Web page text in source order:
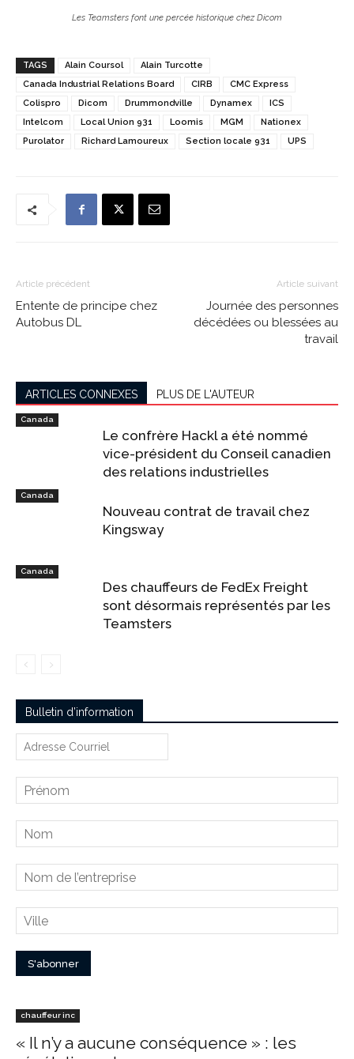
Les Teamsters font une percée historique chez Dicom
TAGS Alain Coursol
Alain Turcotte
Canada Industrial Relations Board
CIRB
CMC Express
Colispro
Dicom Drummondville Dynamex
ICS
Intelcom
Local Union 931 Loomis MGM
Nationex
Purolator
Richard Lamoureux Section locale 931 UPS
Article précédent
Entente de principe chez
Autobus DL
Article suivant
Journée des personnes
décédées ou blessées au
travail
ARTICLES CONNEXES PLUS DE L'AUTEUR
Canada
Le confrère Hackl a été nommé
vice-président du Conseil canadien
des relations industrielles
Canada
Nouveau contrat de travail chez
Kingsway
Canada
Des chauffeurs de FedEx Freight
sont désormais représentés par les
Teamsters
Bulletin d’information
chauffeur inc
« Il n’y a aucune conséquence » : les